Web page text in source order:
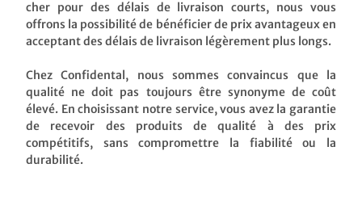
cher pour des délais de livraison courts, nous vous
offrons la possibilité de bénéficier de prix avantageux en
acceptant des délais de livraison légèrement plus longs.
Chez Confidental, nous sommes convaincus que la
qualité ne doit pas toujours être synonyme de coût
élevé. En choisissant notre service, vous avez la garantie
de recevoir des produits de qualité à des prix
compétitifs, sans compromettre la fiabilité ou la
durabilité.